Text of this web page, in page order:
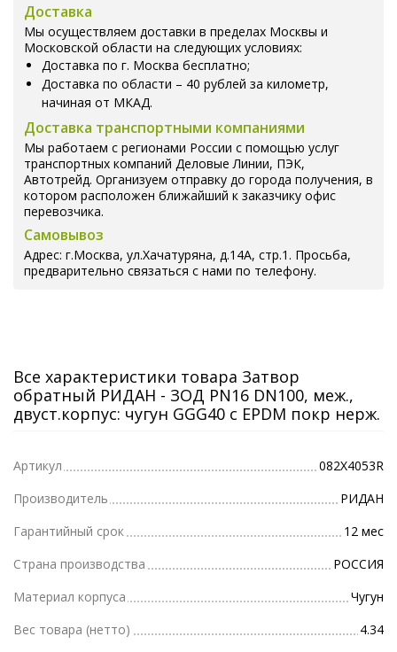
Доставка
Мы осуществляем доставки в пределах Москвы и
Московской области на следующих условиях:
Доставка по г. Москва бесплатно;
Доставка по области – 40 рублей за километр,
начиная от МКАД.
Доставка транспортными компаниями
Мы работаем с регионами России с помощью услуг
транспортных компаний Деловые Линии, ПЭК,
Автотрейд. Организуем отправку до города получения, в
котором расположен ближайший к заказчику офис
перевозчика.
Самовывоз
Адрес: г.Москва, ул.Хачатуряна, д.14А, стр.1. Просьба,
предварительно связаться с нами по телефону.
Все характеристики товара Затвор
обратный РИДАН - ЗОД PN16 DN100, меж.,
двуст.корпус: чугун GGG40 c EPDM покр нерж.
Артикул
082X4053R
Производитель
РИДАН
Гарантийный срок
12 мес
Страна производства
РОССИЯ
Материал корпуса
Чугун
Вес товара (нетто)
4.34